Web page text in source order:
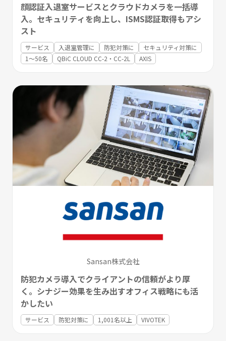
顔認証入退室サービスとクラウドカメラを一括導
入。セキュリティを向上し、ISMS認証取得もアシ
スト
サービス 入退室管理に 防犯対策に
セキュリティ対策に
1〜50名
QBiC CLOUD CC-2・CC-2L AXIS
Sansan株式会社
防犯カメラ導入でクライアントの信頼がより厚
く。シナジー効果を生み出すオフィス戦略にも活
かしたい
サービス 防犯対策に 1,001名以上 VIVOTEK